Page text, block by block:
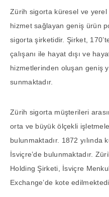
Zürih sigorta küresel ve
hizmet sağlayan geniş ürün
sigorta şirketidir. Şirket,
çalışanı ile hayat dışı ve
hizmetlerinden oluşan geniş
sunmaktadır.
Zürih sigorta müşterileri
orta ve büyük ölçekli
bulunmaktadır. 1872
İsviçre’de bulunmaktadır.
Holding Şirketi, İsviçre
Exchange’de kote